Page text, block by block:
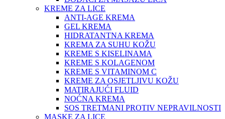
KREME ZA LICE
ANTI-AGE KREMA
GEL KREMA
HIDRATANTNA KREMA
KREMA ZA SUHU KOŽU
KREME S KISELINAMA
KREME S KOLAGENOM
KREME S VITAMINOM C
KREME ZA OSJETLJIVU KOŽU
MATIRAJUĆI FLUID
NOĆNA KREMA
SOS TRETMANI PROTIV NEPRAVILNOSTI
MASKE ZA LICE